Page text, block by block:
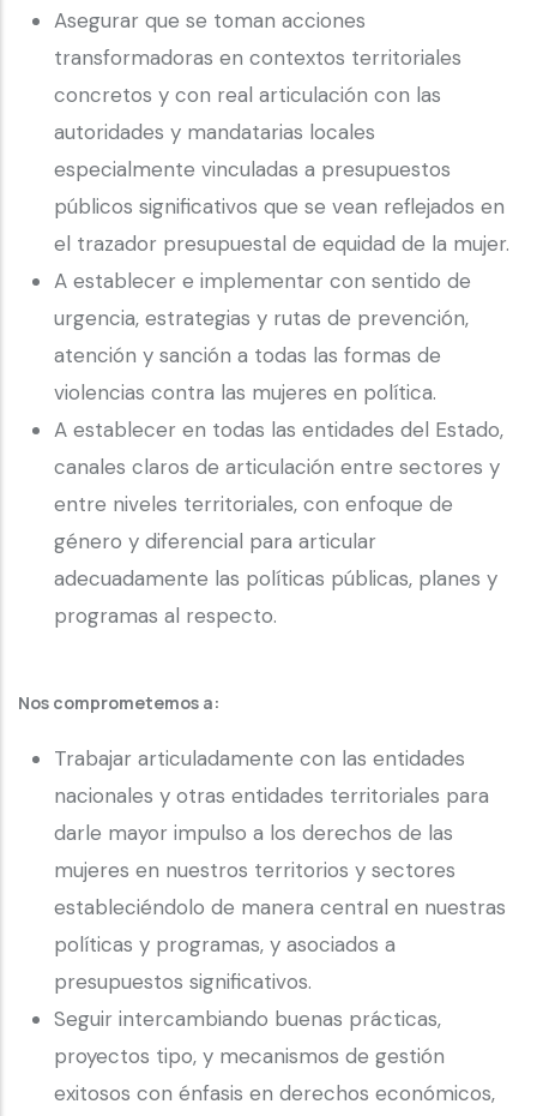
Asegurar que se toman acciones
transformadoras en contextos territoriales
concretos y con real articulación con las
autoridades y mandatarias locales
especialmente vinculadas a presupuestos
públicos significativos que se vean reflejados en
el trazador presupuestal de equidad de la mujer.
A establecer e implementar con sentido de
urgencia, estrategias y rutas de prevención,
atención y sanción a todas las formas de
violencias contra las mujeres en política.
A establecer en todas las entidades del Estado,
canales claros de articulación entre sectores y
entre niveles territoriales, con enfoque de
género y diferencial para articular
adecuadamente las políticas públicas, planes y
programas al respecto.
Nos comprometemos a:
Trabajar articuladamente con las entidades
nacionales y otras entidades territoriales para
darle mayor impulso a los derechos de las
mujeres en nuestros territorios y sectores
estableciéndolo de manera central en nuestras
políticas y programas, y asociados a
presupuestos significativos.
Seguir intercambiando buenas prácticas,
proyectos tipo, y mecanismos de gestión
exitosos con énfasis en derechos económicos,